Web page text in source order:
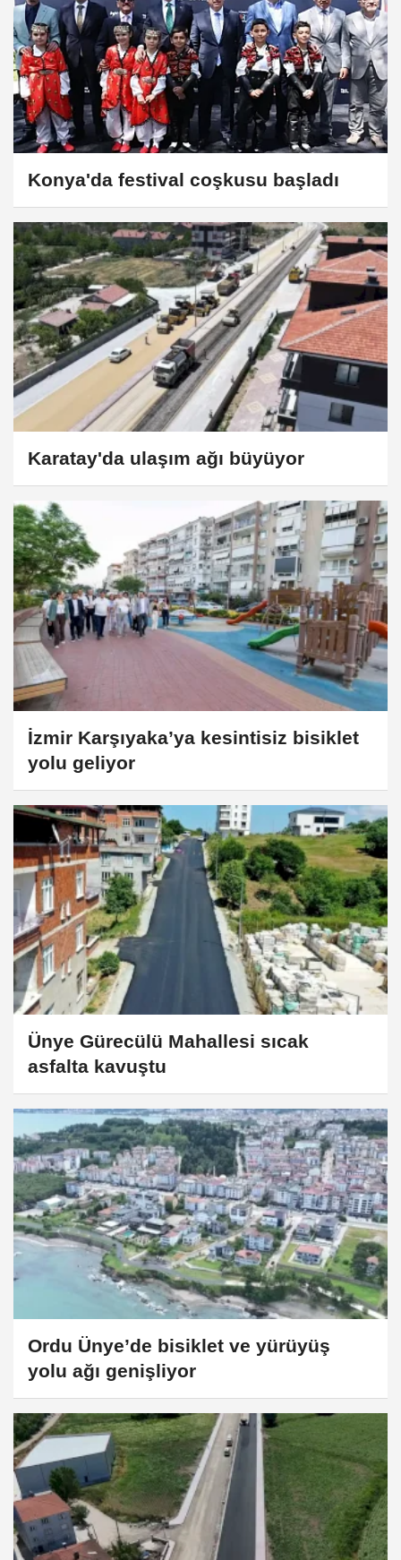
Konya'da festival coşkusu başladı
Karatay'da ulaşım ağı büyüyor
İzmir Karşıyaka’ya kesintisiz bisiklet
yolu geliyor
Ünye Gürecülü Mahallesi sıcak
asfalta kavuştu
Ordu Ünye’de bisiklet ve yürüyüş
yolu ağı genişliyor